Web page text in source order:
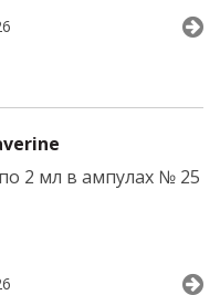
2 мл в ампулах № 25